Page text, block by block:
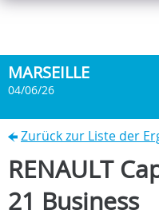
MARSEILLE
04/06/26
Zurück zur Liste der
RENAULT
21 Business